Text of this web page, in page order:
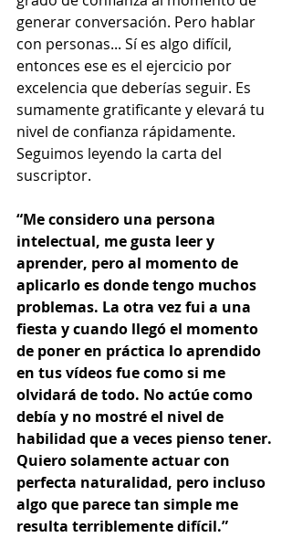
generar conversación. Pero hablar
con personas... Sí es algo difícil,
entonces ese es el ejercicio por
excelencia que deberías seguir. Es
sumamente gratificante y elevará tu
nivel de confianza rápidamente.
Seguimos leyendo la carta del
suscriptor.
“Me considero una persona
intelectual, me gusta leer y
aprender, pero al momento de
aplicarlo es donde tengo muchos
problemas. La otra vez fui a una
fiesta y cuando llegó el momento
de poner en práctica lo aprendido
en tus vídeos fue como si me
olvidará de todo. No actúe como
debía y no mostré el nivel de
habilidad que a veces pienso tener.
Quiero solamente actuar con
perfecta naturalidad, pero incluso
algo que parece tan simple me
resulta terriblemente difícil.”